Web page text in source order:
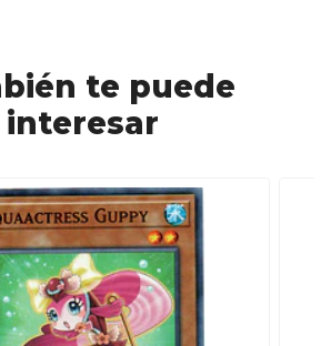
te puede
interesar